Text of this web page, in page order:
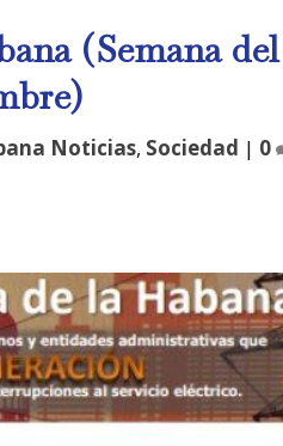
(Semana del
Noticias, Sociedad | 0